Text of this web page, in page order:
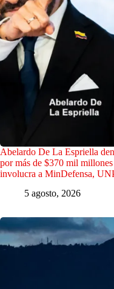
Abelardo De La Espriella
por más de $370 mil
involucra a MinDefensa,
5 agosto, 2026